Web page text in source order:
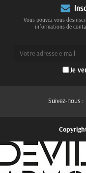
Vous pouvez vous
informations de
Je
Suivez-nous :